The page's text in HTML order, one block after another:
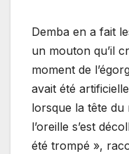
Demba en a fait
un mouton qu’il
moment de
avait été
lorsque la tête
l’oreille s’est
été trompé »,